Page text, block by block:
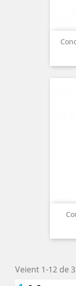
Veient 1-12 de